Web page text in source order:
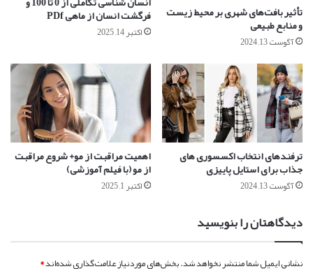
تأثیر بافت‌های شهری بر محیط زیست
و منابع طبیعی
آگوست 13, 2024
فرگشت انسان از ماهی PDf
اکتبر 14, 2025
ترفندهای انتخاب اکسسوری های
جذاب برای استایل پاییزی
آگوست 13, 2024
اهمیت مراقبت از مو+ شروع مراقبت
از مو (با فیلم آموزشی)
اکتبر 1, 2025
دیدگاهتان را بنویسید
نشانی ایمیل شما منتشر نخواهد شد.بخش‌های موردنیاز علامت‌گذاری شده‌اند*